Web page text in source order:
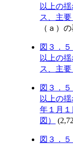
以上の
ス、主要
（ａ）
図３．
以上の
ス、主要
図３．
以上の
年１月
図）
図３．